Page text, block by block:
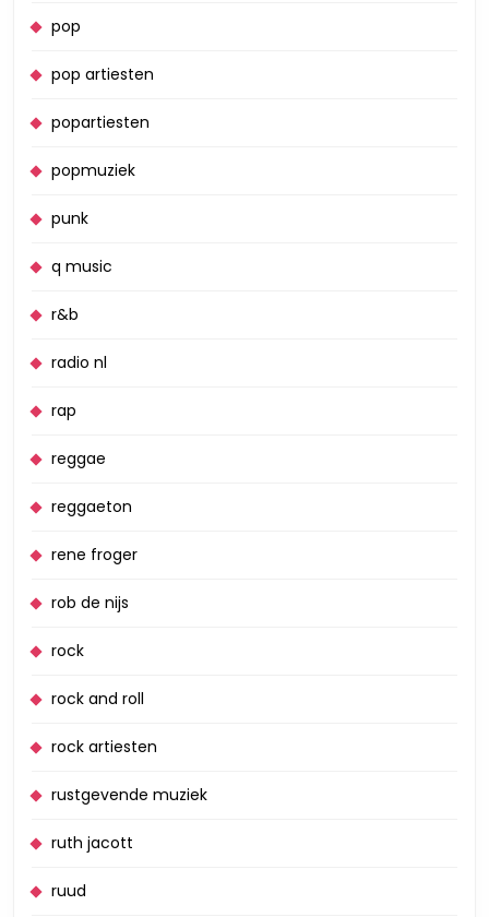
pop
pop artiesten
popartiesten
popmuziek
punk
q music
r&b
radio nl
rap
reggae
reggaeton
rene froger
rob de nijs
rock
rock and roll
rock artiesten
rustgevende muziek
ruth jacott
ruud